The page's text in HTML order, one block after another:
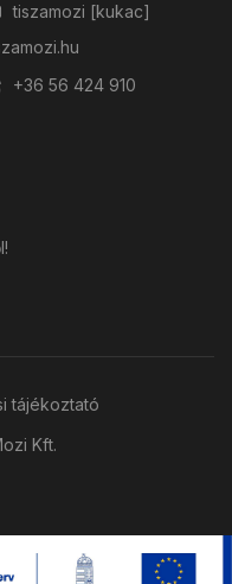
tiszamozi [kukac]
+36 56 424 910
Kft.
tájékoztató